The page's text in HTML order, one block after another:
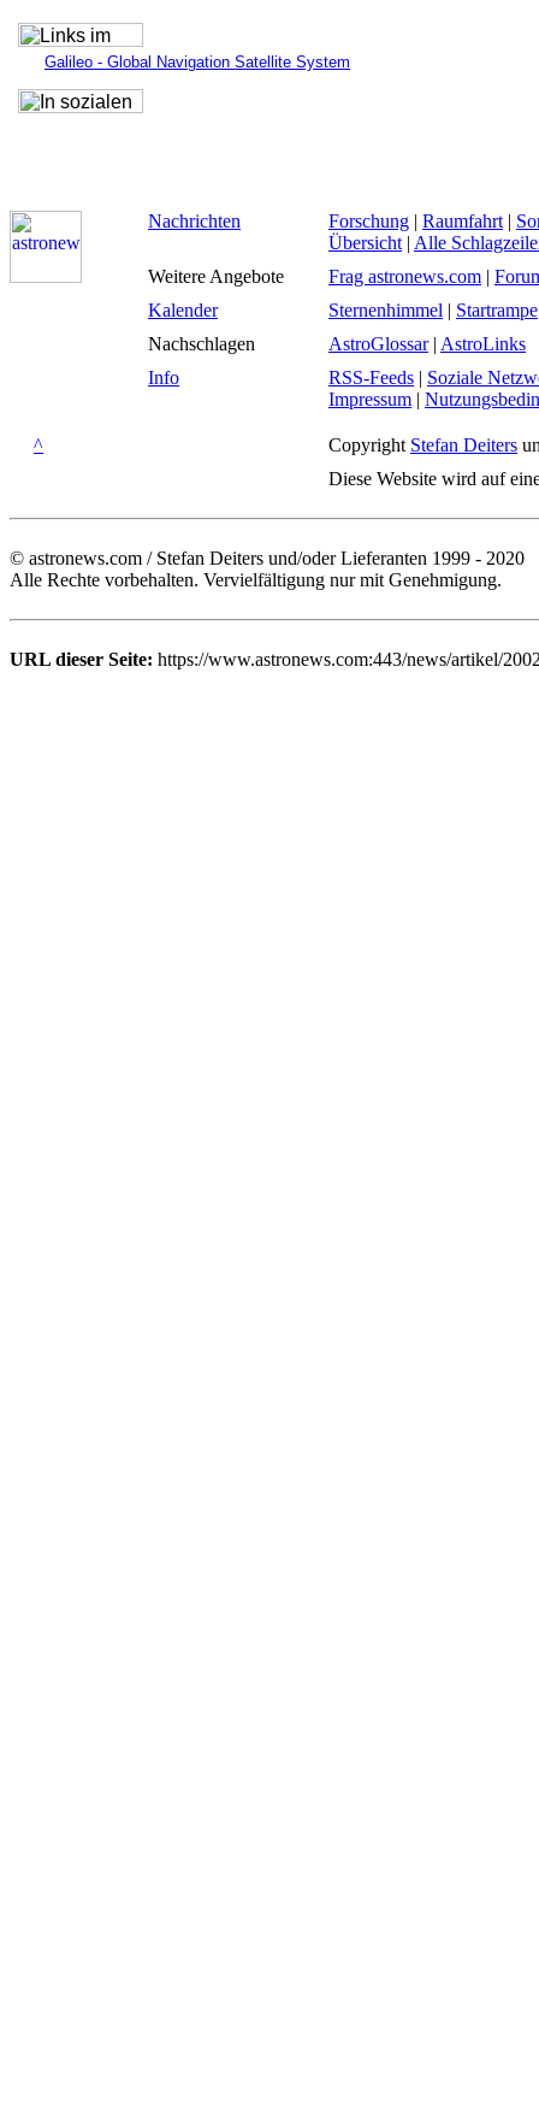
Galileo - Global Navigation Satellite System
Nachrichten Forschung | Raumfahrt |
Übersicht | Alle
Weitere Angebote
Frag astronews.com |
Kalender
Sternenhimmel | Startrampe
Nachschlagen
AstroGlossar| AstroLinks
Info
RSS-Feeds | Soziale
Impressum |
^ Copyright Stefan Deiters
Diese Website wird auf
© astronews.com / Stefan Deiters und/oder Lieferanten 1999 - 2020
Alle Rechte vorbehalten. Vervielfältigung nur mit Genehmigung.
URL dieser Seite: https://www.astronews.com:443/news/artikel/